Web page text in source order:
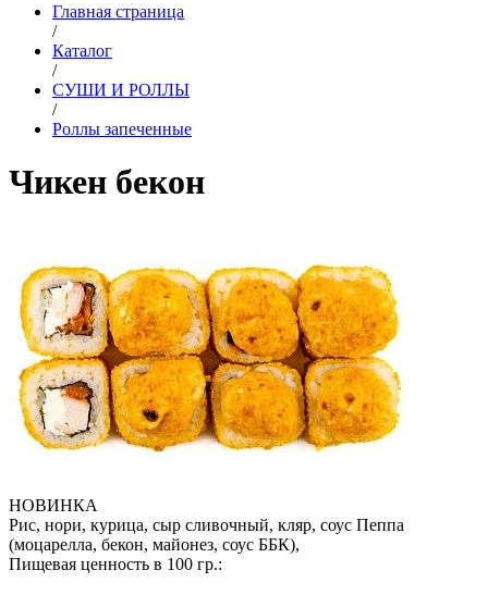
Главная страница
/
Каталог
/
СУШИ И РОЛЛЫ
/
Роллы запеченные
Чикен бекон
НОВИНКА
Рис, нори, курица, сыр сливочный, кляр, соус Пеппа
(моцарелла, бекон, майонез, соус ББК),
Пищевая ценность в 100 гр.: